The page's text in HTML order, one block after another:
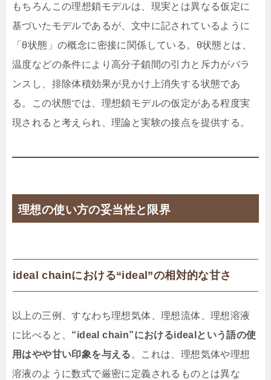
もちろんこの理想鎖モデルは、現実とは異なる仮定に
基づいたモデルであるが、文中に記されているように
「θ状態」の概念に密接に関係している。θ状態とは、
温度などの条件により高分子鎖間の引力と斥力がバラ
ンスし、排除体積効果が見かけ上消失する状態であ
る。この状態では、理想鎖モデルの仮定がある程度実
現されると考えられ、理論と実験の接点を提供する。
理想の使い方の妥当性と限界
ideal chainにおける“ideal”の相対的な甘さ
以上の三例、すなわち理想気体、理想流体、理想溶液
に比べると、 “ideal chain”におけるidealという語の使
用はやや甘い印象を与える 。これは、理想気体や理想
溶液のように数式で厳密に定義されるものとは異な